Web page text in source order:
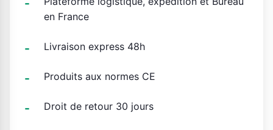
en France
Livraison express 48h
Produits aux normes CE
Droit de retour 30 jours